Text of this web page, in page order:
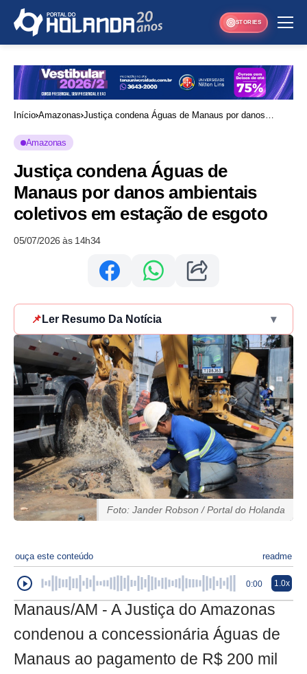
STORIES
Início Amazonas Justiça condena Águas de Manaus por danos
Amazonas
Justiça condena Águas de
Manaus por danos ambientais
coletivos em estação de esgoto
05/07/2026 às 14h34
📌 Ler Resumo Da Notícia ▾
Foto: Jander Robson / Portal do Holanda
ouça este conteúdo readme
0:00 1.0x
Manaus/AM - A Justiça do Amazonas
condenou a concessionária Águas de
Manaus ao pagamento de R$ 200 mil